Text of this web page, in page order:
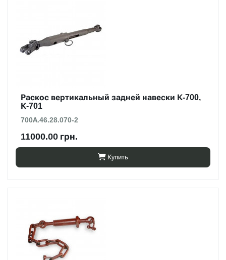
Раскос вертикальный задней навески К-700,
К-701
700А.46.28.070-2
11000.00 грн.
Купить